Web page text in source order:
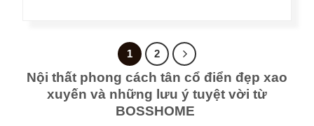
1 2
Nội thất phong cách tân cổ điển đẹp xao
xuyến và những lưu ý tuyệt vời từ
BOSSHOME